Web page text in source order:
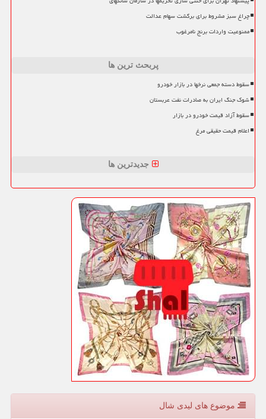
چراغ سبز مشروط برای برگشت سهام عدالت
ممنوعیت واردات برنج نامرغوب
پربحث ترین ها
سقوط دسته جمعی نرخها در بازار خودرو
شوک جنگ ایران به صادرات نفت عربستان
سقوط آزاد قیمت خودرو در بازار
اعلام قیمت حقیقی مرغ
جدیدترین ها
موضوع های لیدی شال